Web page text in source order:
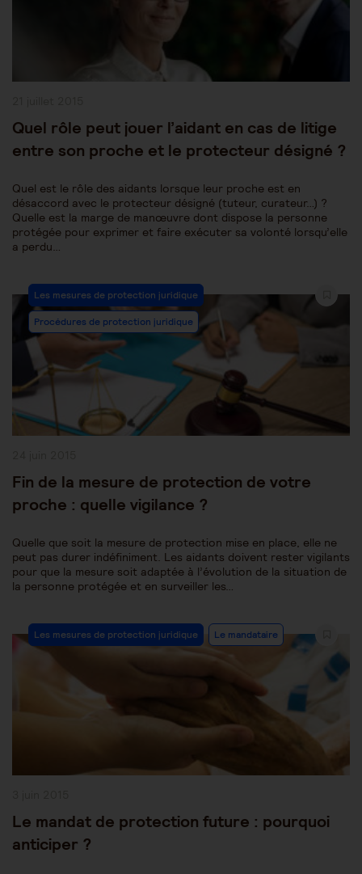
Quel rôle peut jouer l’aidant en cas de litige
entre son proche et le protecteur désigné ?
Quel est le rôle des aidants lorsque leur proche est en
désaccord avec le protecteur désigné (tuteur, curateur…) ?
Quelle est la marge de manœuvre dont dispose la personne
protégée pour exprimer et faire exécuter sa volonté lorsqu’elle
a perdu…
Post
Category:
Les mesures de protection juridique
Procédures de protection juridique
Fin de la mesure de protection de votre
proche : quelle vigilance ?
Quelle que soit la mesure de protection mise en place, elle ne
peut pas durer indéfiniment. Les aidants doivent rester vigilants
pour que la mesure soit adaptée à l’évolution de la situation de
la personne protégée et en surveiller les…
Post
Category:
Les mesures de protection juridique Le mandataire
Le mandat de protection future : pourquoi
anticiper ?